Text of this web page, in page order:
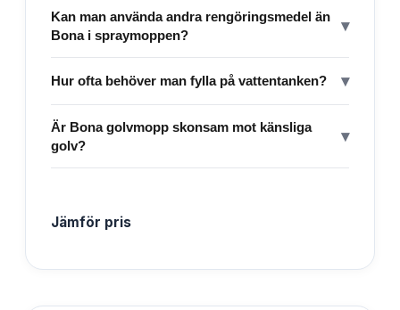
Kan man använda andra rengöringsmedel än
Bona i spraymoppen?
▾
Hur ofta behöver man fylla på vattentanken? ▾
Är Bona golvmopp skonsam mot känsliga
golv?
▾
Jämför pris